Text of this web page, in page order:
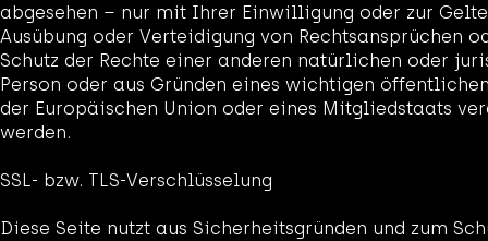
abgesehen – nur mit Ihrer Einwilligung oder zur
Ausübung oder Verteidigung von Rechtsansprüchen
Schutz der Rechte einer anderen natürlichen oder
Person oder aus Gründen eines wichtigen
der Europäischen Union oder eines Mitgliedstaats
werden.
SSL- bzw. TLS-Verschlüsselung
Diese Seite nutzt aus Sicherheitsgründen und zum